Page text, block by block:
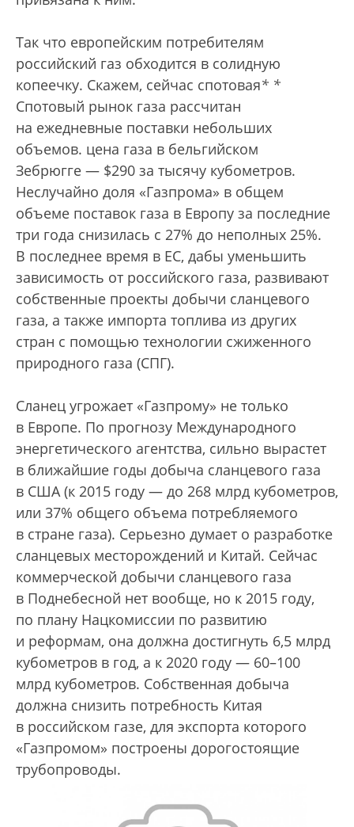
Так что европейским потребителям
российский газ обходится в солидную
копеечку. Скажем, сейчас спотовая* *
Спотовый рынок газа рассчитан
на ежедневные поставки небольших
объемов. цена газа в бельгийском
Зебрюгге — $290 за тысячу кубометров.
Неслучайно доля «Газпрома» в общем
объеме поставок газа в Европу за последние
три года снизилась с 27% до неполных 25%.
В последнее время в ЕС, дабы уменьшить
зависимость от российского газа, развивают
собственные проекты добычи сланцевого
газа, а также импорта топлива из других
стран с помощью технологии сжиженного
природного газа (СПГ).
Сланец угрожает «Газпрому» не только
в Европе. По прогнозу Международного
энергетического агентства, сильно вырастет
в ближайшие годы добыча сланцевого газа
в США (к 2015 году — до 268 млрд кубометров,
или 37% общего объема потребляемого
в стране газа). Серьезно думает о разработке
сланцевых месторождений и Китай. Сейчас
коммерческой добычи сланцевого газа
в Поднебесной нет вообще, но к 2015 году,
по плану Нацкомиссии по развитию
и реформам, она должна достигнуть 6,5 млрд
кубометров в год, а к 2020 году — 60–100
млрд кубометров. Собственная добыча
должна снизить потребность Китая
в российском газе, для экспорта которого
«Газпромом» построены дорогостоящие
трубопроводы.